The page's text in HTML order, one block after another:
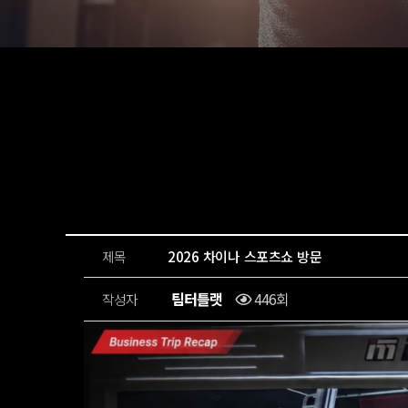
제목 2026 차이나 스포츠쇼 방문
작성자 팀터틀랫 446회